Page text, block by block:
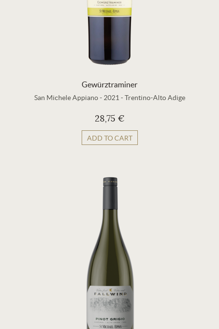
Gewürztraminer
San Michele Appiano - 2021 -Trentino-Alto Adige
28,75 €
ADD TO CART